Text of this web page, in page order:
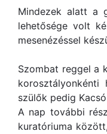
Mindezek alatt a
lehetősége volt
mesenézéssel
Szombat reggel a
szülők pedig
A nap további
kuratóriuma